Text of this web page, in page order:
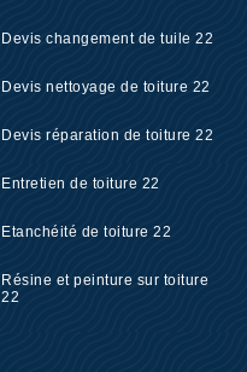
Devis changement de tuile 22
Devis nettoyage de toiture 22
Devis réparation de toiture 22
Entretien de toiture 22
Etanchéité de toiture 22
Résine et peinture sur toiture
22